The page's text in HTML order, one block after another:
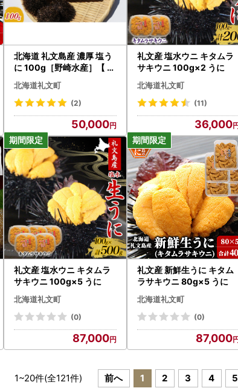
北海道 礼文島産 濃厚 塩う
に 100g［野崎水産］【 う
に ウニ 雲丹 珍味 おつまみ
酒の肴 海鮮 ご飯のお供 】
北海道礼文町
(2)
50,000
礼文産 塩水ウニ キタムラ
サキウニ 100g×2 うに
北海道礼文町
(11)
36,000
礼文産 塩水ウニ キタムラ
サキウニ 100g×5 うに
北海道礼文町
(0)
87,000
礼文産 新鮮生うに キタム
ラサキウニ 80g×5 うに
北海道礼文町
(0)
87,000
1~20件(全121件) 前へ 1 2 3 4 5